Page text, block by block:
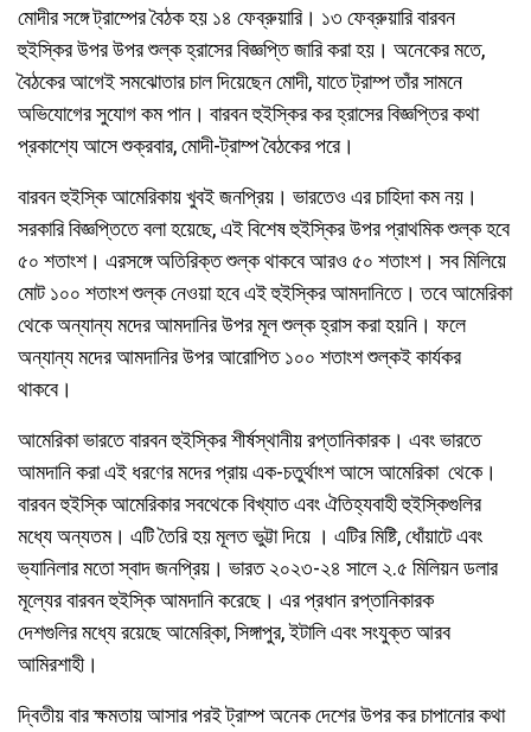
মোদীর সঙ্গে ট্রাম্পের বৈঠক হয় ১৪ ফেব্রুয়ারি। ১৩ ফেব্রুয়ারি বারবন
হুইস্কির উপর উপর শুল্ক হ্রাসের বিজ্ঞপ্তি জারি করা হয়। অনেকের মতে,
বৈঠকের আগেই সমঝোতার চাল দিয়েছেন মোদী, যাতে ট্রাম্প তাঁর সামনে
অভিযোগের সুযোগ কম পান। বারবন হুইস্কির কর হ্রাসের বিজ্ঞপ্তির কথা
প্রকাশ্যে আসে শুক্রবার, মোদী-ট্রাম্প বৈঠকের পরে।
বারবন হুইস্কি আমেরিকায় খুবই জনপ্রিয়। ভারতেও এর চাহিদা কম নয়।
সরকারি বিজ্ঞপ্তিতে বলা হয়েছে, এই বিশেষ হুইস্কির উপর প্রাথমিক শুল্ক হবে
৫০ শতাংশ। এরসঙ্গে অতিরিক্ত শুল্ক থাকবে আরও ৫০ শতাংশ। সব মিলিয়ে
মোট ১০০ শতাংশ শুল্ক নেওয়া হবে এই হুইস্কির আমদানিতে। তবে আমেরিকা
থেকে অন্যান্য মদের আমদানির উপর মূল শুল্ক হ্রাস করা হয়নি। ফলে
অন্যান্য মদের আমদানির উপর আরোপিত ১০০ শতাংশ শুল্কই কার্যকর
থাকবে।
আমেরিকা ভারতে বারবন হুইস্কির শীর্ষস্থানীয় রপ্তানিকারক। এবং ভারতে
আমদানি করা এই ধরণের মদের প্রায় এক-চতুর্থাংশ আসে আমেরিকা থেকে।
বারবন হুইস্কি আমেরিকার সবথেকে বিখ্যাত এবং ঐতিহ্যবাহী হুইস্কিগুলির
মধ্যে অন্যতম। এটি তৈরি হয় মূলত ভুট্টা দিয়ে । এটির মিষ্টি, ধোঁয়াটে এবং
ভ্যানিলার মতো স্বাদ জনপ্রিয়। ভারত ২০২৩-২৪ সালে ২.৫ মিলিয়ন ডলার
মূল্যের বারবন হুইস্কি আমদানি করেছে। এর প্রধান রপ্তানিকারক
দেশগুলির মধ্যে রয়েছে আমেরি্কা, সিঙ্গাপুর, ইটালি এবং সংযুক্ত আরব
আমিরশাহী।
দ্বিতীয় বার ক্ষমতায় আসার পরই ট্রাম্প অনেক দেশের উপর কর চাপানোর কথা